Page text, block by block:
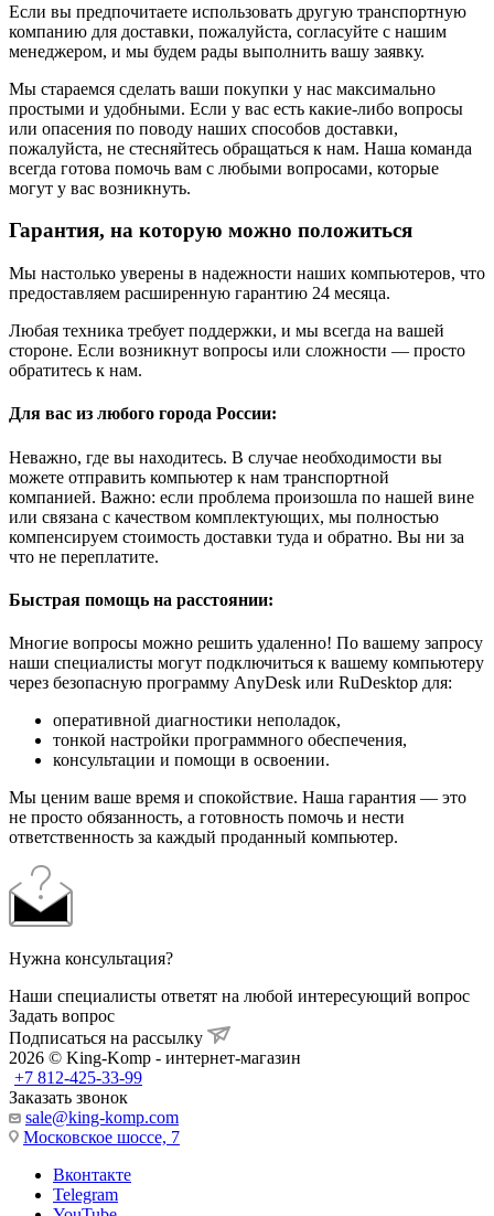
Если вы предпочитаете использовать другую транспортную
компанию для доставки, пожалуйста, согласуйте с нашим
менеджером, и мы будем рады выполнить вашу заявку.
Мы стараемся сделать ваши покупки у нас максимально
простыми и удобными. Если у вас есть какие-либо вопросы
или опасения по поводу наших способов доставки,
пожалуйста, не стесняйтесь обращаться к нам. Наша команда
всегда готова помочь вам с любыми вопросами, которые
могут у вас возникнуть.
Гарантия, на которую можно положиться
Мы настолько уверены в надежности наших компьютеров, что
предоставляем расширенную гарантию 24 месяца.
Любая техника требует поддержки, и мы всегда на вашей
стороне. Если возникнут вопросы или сложности — просто
обратитесь к нам.
Для вас из любого города России:
Неважно, где вы находитесь. В случае необходимости вы
можете отправить компьютер к нам транспортной
компанией. Важно: если проблема произошла по нашей вине
или связана с качеством комплектующих, мы полностью
компенсируем стоимость доставки туда и обратно. Вы ни за
что не переплатите.
Быстрая помощь на расстоянии:
Многие вопросы можно решить удаленно! По вашему запросу
наши специалисты могут подключиться к вашему компьютеру
через безопасную программу AnyDesk или RuDesktop для:
оперативной диагностики неполадок,
тонкой настройки программного обеспечения,
консультации и помощи в освоении.
Мы ценим ваше время и спокойствие. Наша гарантия — это
не просто обязанность, а готовность помочь и нести
ответственность за каждый проданный компьютер.
Нужна консультация?
Наши специалисты ответят на любой интересующий вопрос
Задать вопрос
Подписаться на рассылку
2026 © King-Komp - интернет-магазин
+7 812-425-33-99
Заказать звонок
sale@king-komp.com
Московское шоссе, 7
Вконтакте
Telegram